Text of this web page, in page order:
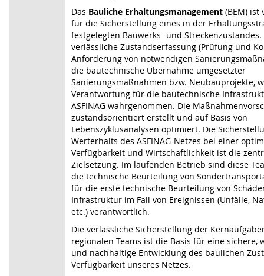
Das Bauliche Erhaltungsmanagement (BEM)
für die Sicherstellung eines in der
festgelegten Bauwerks- und
verlässliche Zustandserfassung (Prüfung und
Anforderung von notwendigen
die bautechnische Übernahme umgesetzter
Sanierungsmaßnahmen bzw. Neubauprojekte,
Verantwortung für die bautechnische
ASFINAG wahrgenommen. Die
zustandsorientiert erstellt und auf Basis von
Lebenszyklusanalysen optimiert. Die
Werterhalts des ASFINAG-Netzes bei einer
Verfügbarkeit und Wirtschaftlichkeit ist die
Zielsetzung. Im laufenden Betrieb sind diese
die technische Beurteilung von
für die erste technische Beurteilung von
Infrastruktur im Fall von Ereignissen (Unfälle,
etc.) verantwortlich.
Die verlässliche Sicherstellung der
regionalen Teams ist die Basis für eine sichere,
und nachhaltige Entwicklung des baulichen
Verfügbarkeit unseres Netzes.